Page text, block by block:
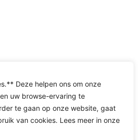
Deze helpen ons om onze
uw browse-ervaring te
te gaan op onze website, gaat
van cookies. Lees meer in onze